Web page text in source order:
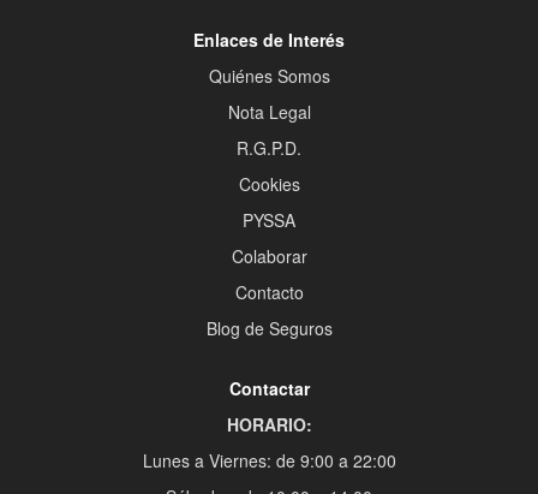
Enlaces de Interés
Quiénes Somos
Nota Legal
R.G.P.D.
Cookies
PYSSA
Colaborar
Contacto
Blog de Seguros
Contactar
HORARIO:
Lunes a Viernes: de 9:00 a 22:00